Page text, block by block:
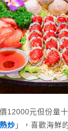
12000元但份量
炒 」，喜歡海鮮